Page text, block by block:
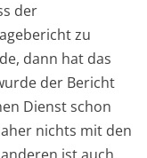
der
zu
dann hat das
der Bericht
Dienst schon
nichts mit den